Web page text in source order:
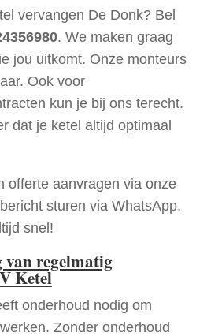
vervangen De Donk? Bel
. We maken graag
jou uitkomt. Onze monteurs
Ook voor
kun je bij ons terecht.
dat je ketel altijd optimaal
offerte aanvragen via onze
sturen via WhatsApp.
snel!
van regelmatig
Ketel
onderhoud nodig om
Zonder onderhoud